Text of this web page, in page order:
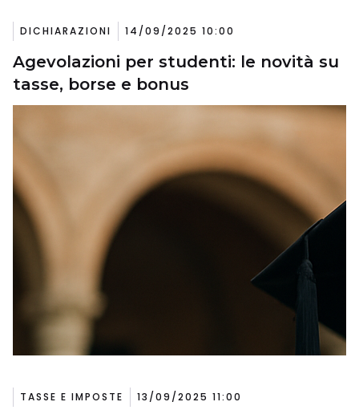
DICHIARAZIONI 14/09/2025 10:00
Agevolazioni per studenti: le novità su
tasse, borse e bonus
TASSE E IMPOSTE 13/09/2025 11:00